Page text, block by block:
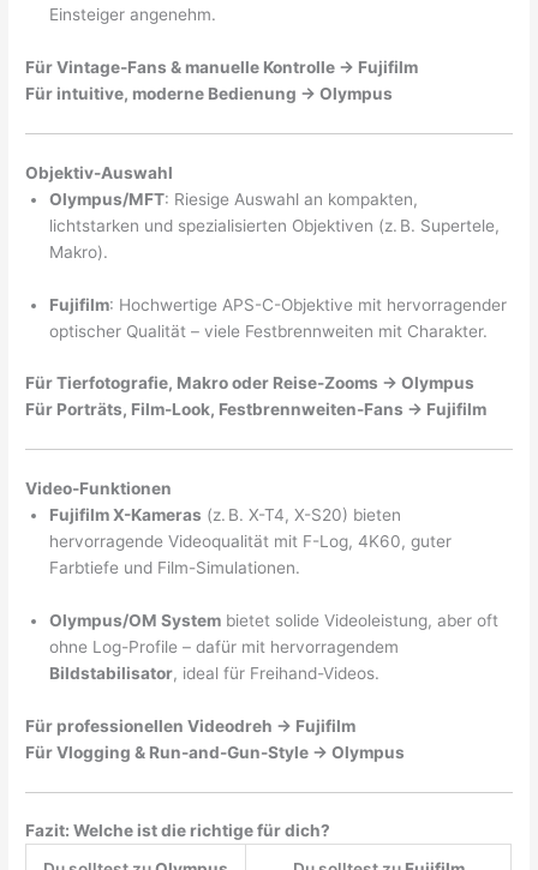
Einsteiger angenehm.
Für Vintage-Fans & manuelle Kontrolle → Fujifilm
Für intuitive, moderne Bedienung → Olympus
Objektiv-Auswahl
Olympus/MFT: Riesige Auswahl an kompakten,
lichtstarken und spezialisierten Objektiven (z. B. Supertele,
Makro).
Fujifilm: Hochwertige APS-C-Objektive mit hervorragender
optischer Qualität – viele Festbrennweiten mit Charakter.
Für Tierfotografie, Makro oder Reise-Zooms → Olympus
Für Porträts, Film-Look, Festbrennweiten-Fans → Fujifilm
Video-Funktionen
Fujifilm X-Kameras (z. B. X-T4, X-S20) bieten
hervorragende Videoqualität mit F-Log, 4K60, guter
Farbtiefe und Film-Simulationen.
Olympus/OM System bietet solide Videoleistung, aber oft
ohne Log-Profile – dafür mit hervorragendem
Bildstabilisator, ideal für Freihand-Videos.
Für professionellen Videodreh → Fujifilm
Für Vlogging & Run-and-Gun-Style → Olympus
Fazit: Welche ist die richtige für dich?